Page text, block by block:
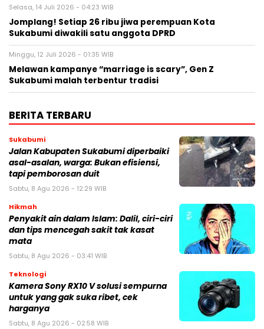
Selasa, 14 Juli 2026 - 04:23 WIB
Jomplang! Setiap 26 ribu jiwa perempuan Kota
Sukabumi diwakili satu anggota DPRD
Minggu, 12 Juli 2026 - 01:35 WIB
Melawan kampanye “marriage is scary”, Gen Z
Sukabumi malah terbentur tradisi
BERITA TERBARU
Sukabumi
Jalan Kabupaten Sukabumi diperbaiki
asal-asalan, warga: Bukan efisiensi,
tapi pemborosan duit
Sabtu, 8 Agu 2026 - 12:29 WIB
Hikmah
Penyakit ain dalam Islam: Dalil, ciri-ciri
dan tips mencegah sakit tak kasat
mata
Sabtu, 8 Agu 2026 - 03:41 WIB
Teknologi
Kamera Sony RX10 V solusi sempurna
untuk yang gak suka ribet, cek
harganya
Sabtu, 8 Agu 2026 - 02:58 WIB